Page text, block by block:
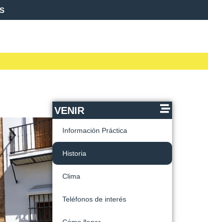
VENIR
Información Práctica
Historia
Clima
Teléfonos de interés